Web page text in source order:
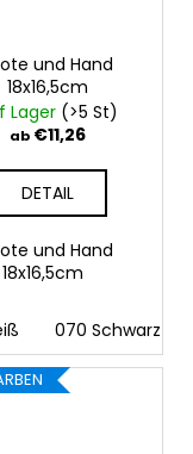
091 Gold
und Hand
18x16,5cm
Lager (>5 St)
ab €11,26
DETAIL
und Hand
18x16,5cm
070 Schwarz